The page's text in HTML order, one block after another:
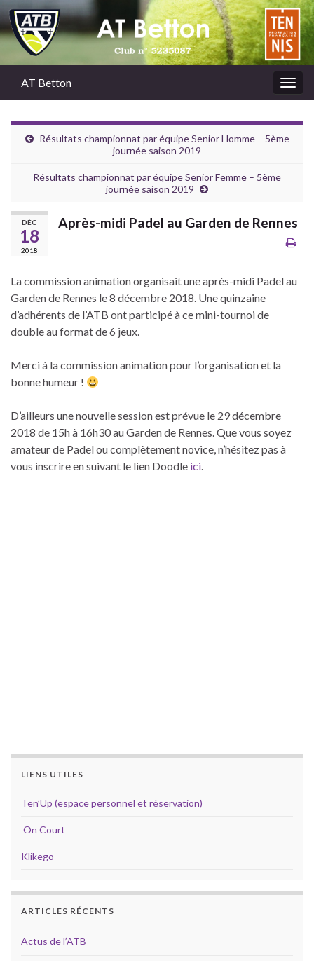
AT Betton
Résultats championnat par équipe Senior Homme – 5ème
journée saison 2019
Résultats championnat par équipe Senior Femme – 5ème
journée saison 2019
DÉC
18
2018
Après-midi Padel au Garden de Rennes
La commission animation organisait une après-midi Padel au
Garden de Rennes le 8 décembre 2018. Une quinzaine
d’adhérents de l’ATB ont participé à ce mini-tournoi de
double au format de 6 jeux.
Merci à la commission animation pour l’organisation et la
bonne humeur !
D’ailleurs une nouvelle session est prévue le 29 décembre
2018 de 15h à 16h30 au Garden de Rennes. Que vous soyez
amateur de Padel ou complètement novice, n’hésitez pas à
vous inscrire en suivant le lien Doodle ici.
LIENS UTILES
Ten’Up (espace personnel et réservation)
On Court
Klikego
ARTICLES RÉCENTS
Actus de l’ATB